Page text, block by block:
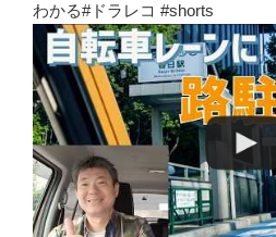
わかる#ドラレコ #shorts